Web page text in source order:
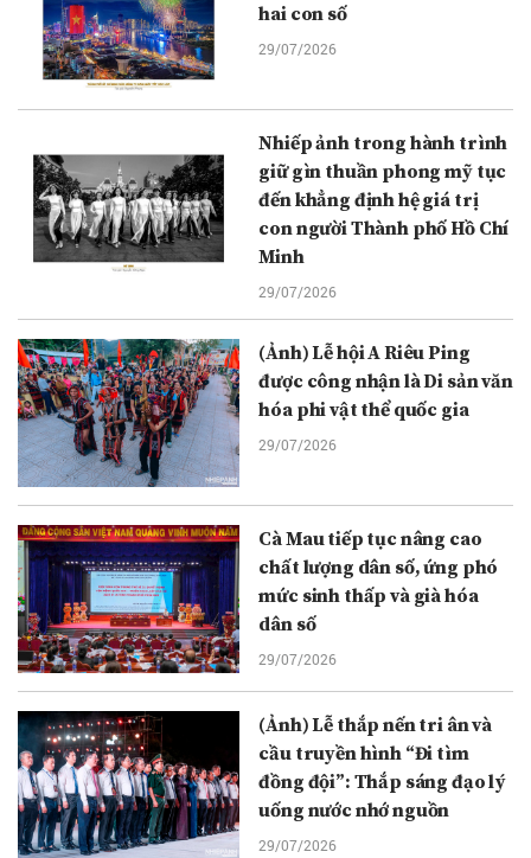
hai con số
29/07/2026
Nhiếp ảnh trong hành trình
giữ gìn thuần phong mỹ tục
đến khẳng định hệ giá trị
con người Thành phố Hồ Chí
Minh
29/07/2026
(Ảnh) Lễ hội A Riêu Ping
được công nhận là Di sản văn
hóa phi vật thể quốc gia
29/07/2026
Cà Mau tiếp tục nâng cao
chất lượng dân số, ứng phó
mức sinh thấp và già hóa
dân số
29/07/2026
(Ảnh) Lễ thắp nến tri ân và
cầu truyền hình “Đi tìm
đồng đội”: Thắp sáng đạo lý
uống nước nhớ nguồn
29/07/2026